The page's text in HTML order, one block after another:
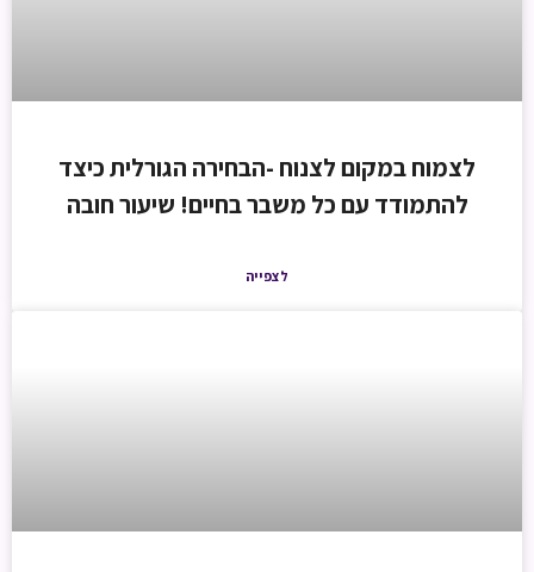
לצמוח במקום לצנוח -הבחירה הגורלית כיצד
להתמודד עם כל משבר בחיים! שיעור חובה
לצפייה